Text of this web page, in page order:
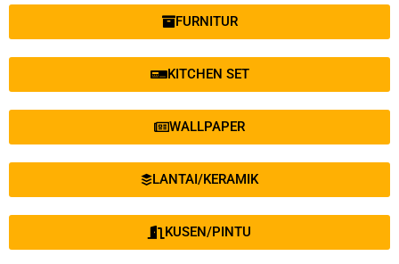
FURNITUR
KITCHEN SET
WALLPAPER
LANTAI/KERAMIK
KUSEN/PINTU